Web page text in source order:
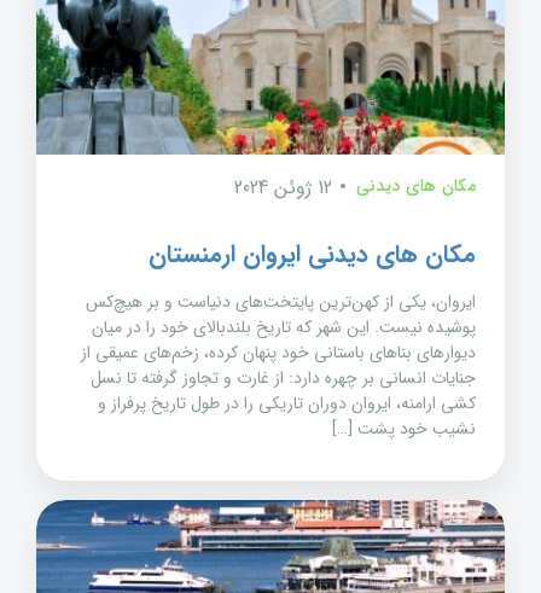
مکان های دیدنی 12 ژوئن 2024
مکان های دیدنی ایروان ارمنستان
ایروان، یکی از کهن‌ترین پایتخت‌های دنیاست و بر هیچ‌کس
پوشیده نیست. این شهر که تاریخ بلندبالای خود را در میان
دیوارهای بناهای باستانی خود پنهان کرده، زخم‌های عمیقی از
جنایات انسانی بر چهره دارد: از غارت و تجاوز گرفته تا نسل
کشی ارامنه، ایروان دوران تاریکی را در طول تاریخ پرفراز و
نشیب خود پشت […]